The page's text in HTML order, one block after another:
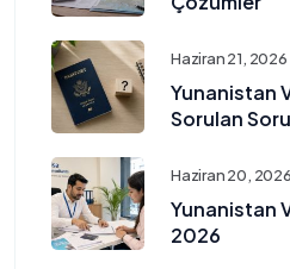
Haziran 21, 2026
Yunanistan
Sorulan
Haziran 20, 2026
Yunanistan
2026